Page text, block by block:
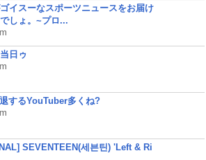
イスーなスポーツニュースをお届け
しょ。~プロ...
日ゥ
するYouTuber多くね?
SEVENTEEN(세븐틴) 'Left & Ri